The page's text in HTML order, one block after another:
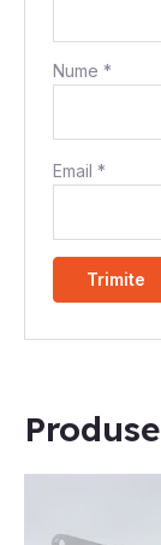
Nume*
Email*